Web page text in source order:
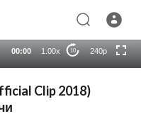
00:00 1.00x 10 240p
720p
Clip 2018)